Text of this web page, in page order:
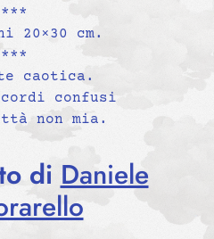
***
20×30 cm.
***
caotica.
confusi
non mia.
di Daniele